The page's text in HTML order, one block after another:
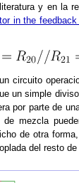
y en la
in the
circuito
un simple
por parte de
mezcla
de otra
del resto